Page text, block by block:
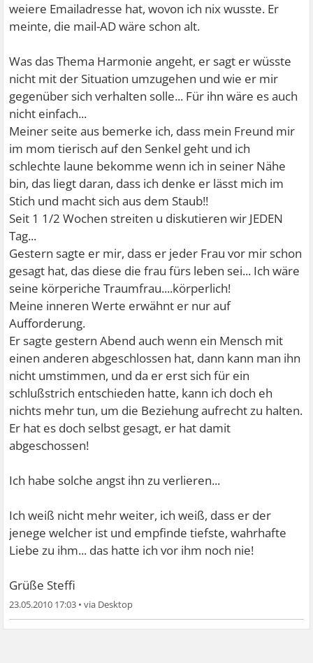
weiere Emailadresse hat, wovon ich nix wusste. Er
meinte, die mail-AD wäre schon alt.
Was das Thema Harmonie angeht, er sagt er wüsste
nicht mit der Situation umzugehen und wie er mir
gegenüber sich verhalten solle... Für ihn wäre es auch
nicht einfach...
Meiner seite aus bemerke ich, dass mein Freund mir
im mom tierisch auf den Senkel geht und ich
schlechte laune bekomme wenn ich in seiner Nähe
bin, das liegt daran, dass ich denke er lässt mich im
Stich und macht sich aus dem Staub!!
Seit 1 1/2 Wochen streiten u diskutieren wir JEDEN
Tag...
Gestern sagte er mir, dass er jeder Frau vor mir schon
gesagt hat, das diese die frau fürs leben sei... Ich wäre
seine körperiche Traumfrau....körperlich!
Meine inneren Werte erwähnt er nur auf
Aufforderung.
Er sagte gestern Abend auch wenn ein Mensch mit
einen anderen abgeschlossen hat, dann kann man ihn
nicht umstimmen, und da er erst sich für ein
schlußstrich entschieden hatte, kann ich doch eh
nichts mehr tun, um die Beziehung aufrecht zu halten.
Er hat es doch selbst gesagt, er hat damit
abgeschossen!
Ich habe solche angst ihn zu verlieren...
Ich weiß nicht mehr weiter, ich weiß, dass er der
jenege welcher ist und empfinde tiefste, wahrhafte
Liebe zu ihm... das hatte ich vor ihm noch nie!
Grüße Steffi
23.05.2010 17:03 •